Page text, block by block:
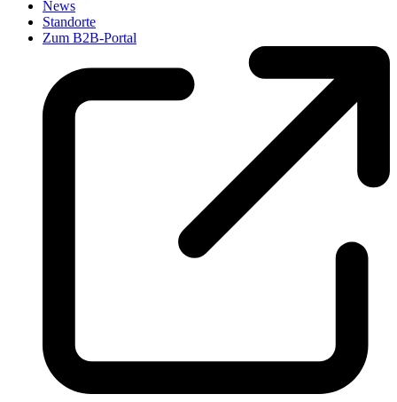
News
Standorte
Zum B2B-Portal